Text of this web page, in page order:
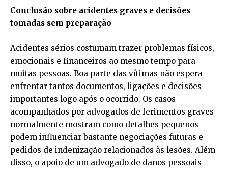
Conclusão sobre acidentes graves e decisões
tomadas sem preparação
Acidentes sérios costumam trazer problemas físicos,
emocionais e financeiros ao mesmo tempo para
muitas pessoas. Boa parte das vítimas não espera
enfrentar tantos documentos, ligações e decisões
importantes logo após o ocorrido. Os casos
acompanhados por advogados de ferimentos graves
normalmente mostram como detalhes pequenos
podem influenciar bastante negociações futuras e
pedidos de indenização relacionados às lesões. Além
disso, o apoio de um advogado de danos pessoais